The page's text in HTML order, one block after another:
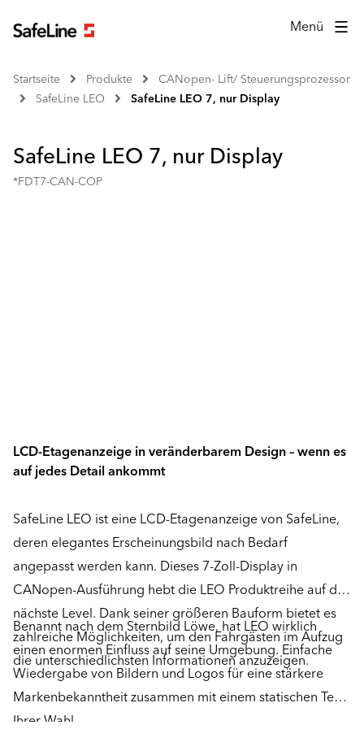
Menü
Startseite Produkte
CANopen- Lift/ Steuerungsprozessor
SafeLine LEO
SafeLine LEO 7, nur Display
SafeLine LEO 7, nur Display
*FDT7-CAN-COP
LCD-Etagenanzeige in veränderbarem Design – wenn es
auf jedes Detail ankommt
SafeLine LEO ist eine LCD-Etagenanzeige von SafeLine,
deren elegantes Erscheinungsbild nach Bedarf
angepasst werden kann. Dieses 7-Zoll-Display in
CANopen-Ausführung hebt die LEO Produktreihe auf das
nächste Level. Dank seiner größeren Bauform bietet es
zahlreiche Möglichkeiten, um den Fahrgästen im Aufzug
die unterschiedlichsten Informationen anzuzeigen.
Benannt nach dem Sternbild Löwe, hat LEO wirklich
einen enormen Einfluss auf seine Umgebung. Einfache
Wiedergabe von Bildern und Logos für eine stärkere
Markenbekanntheit zusammen mit einem statischen Text
Ihrer Wahl.